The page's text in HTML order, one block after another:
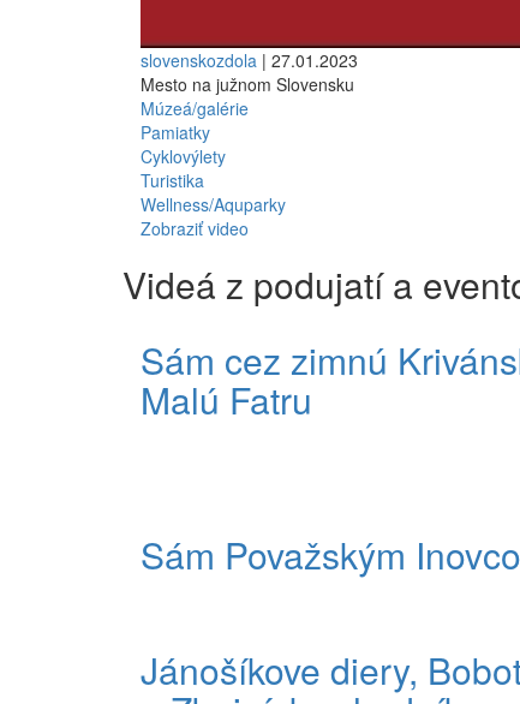
slovenskozdola | 27.01.2023
Mesto na južnom Slovensku
Múzeá/galérie
Pamiatky
Cyklovýlety
Turistika
Wellness/Aquparky
Zobraziť video
Videá z podujatí a
Sám cez zimnú
Malú Fatru
Sám Považským
Jánošíkove diery,